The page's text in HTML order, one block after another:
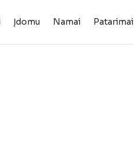
Įdomu Namai Patarimai